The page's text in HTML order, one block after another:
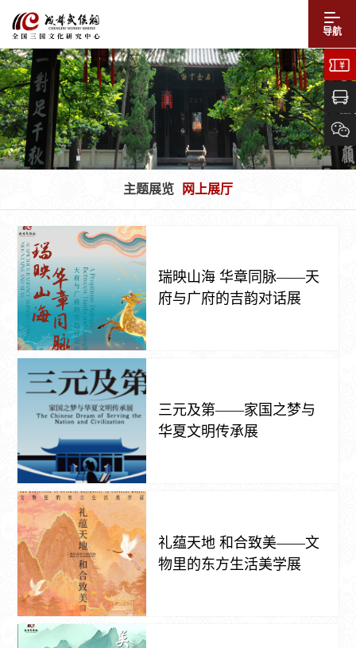
导航
主题展览 网上展厅
瑞映山海 华章同脉——天
府与广府的吉韵对话展
三元及第——家国之梦与
华夏文明传承展
礼蕴天地 和合致美——文
物里的东方生活美学展